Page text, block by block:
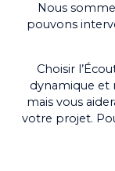
Nous
pouvons
Choisir
dynamique et
mais vous
votre projet.